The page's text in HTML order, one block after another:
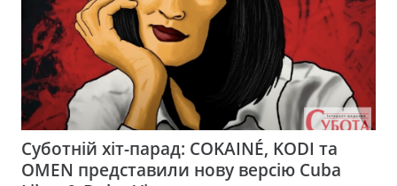
Суботній хіт-парад: COKAINÉ, KODI та
OMEN представили нову версію Cuba